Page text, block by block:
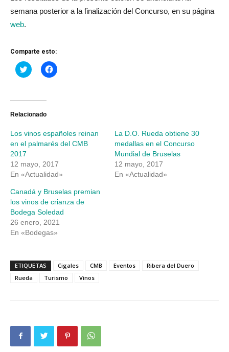
semana posterior a la finalización del Concurso, en su página
web.
Comparte esto:
Haz
clic
Twitter
abre
ventana
nueva)
Haz
clic
ventana
nueva)
Relacionado
Los vinos españoles reinan
en el palmarés del CMB
2017
12 mayo, 2017
En «Actualidad»
La D.O. Rueda obtiene 30
medallas en el Concurso
Mundial de Bruselas
12 mayo, 2017
En «Actualidad»
Canadá y Bruselas premian
los vinos de crianza de
Bodega Soledad
26 enero, 2021
En «Bodegas»
ETIQUETAS Cigales CMB Eventos
Ribera del Duero
Rueda
Turismo Vinos